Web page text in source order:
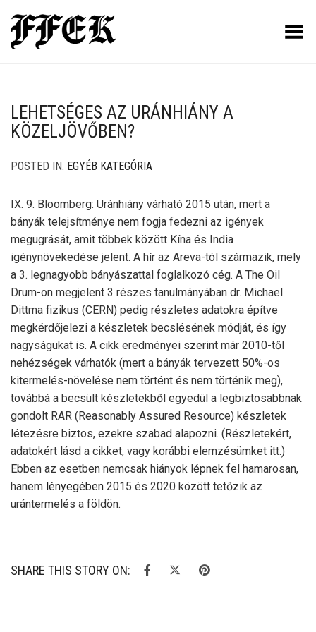
Toggle Menu
LEHETSÉGES AZ URÁNHIÁNY A
KÖZELJÖVŐBEN?
POSTED IN: EGYÉB KATEGÓRIA
IX. 9. Bloomberg: Uránhiány várható 2015 után, mert a
bányák telejsítménye nem fogja fedezni az igények
megugrását, amit többek között Kína és India
igénynövekedése jelent. A hír az Areva-tól származik, mely
a 3. legnagyobb bányászattal foglalkozó cég. A The Oil
Drum-on megjelent 3 részes tanulmányában dr. Michael
Dittma fizikus (CERN) pedig részletes adatokra építve
megkérdőjelezi a készletek becslésének módját, és így
nagyságukat is. A cikk eredményei szerint már 2010-től
nehézségek várhatók (mert a bányák tervezett 50%-os
kitermelés-növelése nem történt és nem történik meg),
továbbá a becsült készletekből egyedül a legbiztosabbnak
gondolt RAR (Reasonably Assured Resource) készletek
létezésre biztos, ezekre szabad alapozni. (Részletekért,
adatokért lásd a cikket, vagy korábbi elemzésümket itt.)
Ebben az esetben nemcsak hiányok lépnek fel hamarosan,
hanem lényegében 2015 és 2020 között tetőzik az
urántermelés a földön.
SHARE THIS STORY ON: